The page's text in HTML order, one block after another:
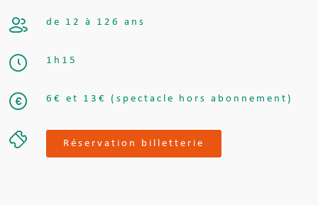
de 12 à 126 ans
1h15
6€ et 13€ (spectacle hors abonnement)
Réservation billetterie